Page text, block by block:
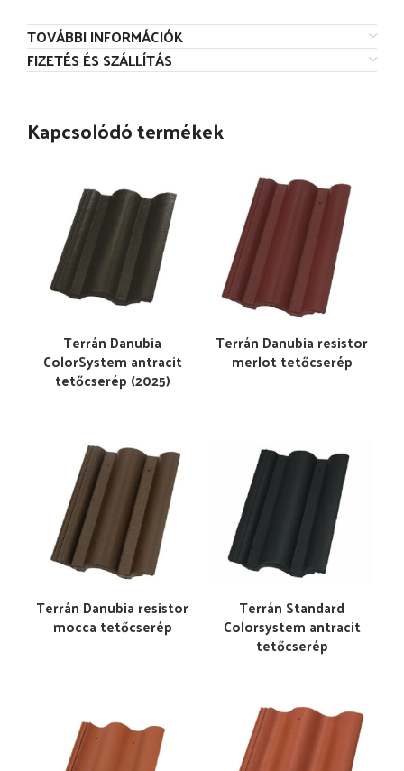
TOVÁBBI INFORMÁCIÓK
FIZETÉS ÉS SZÁLLÍTÁS
Kapcsolódó termékek
Terrán Danubia
ColorSystem antracit
tetőcserép (2025)
Terrán Danubia resistor
merlot tetőcserép
Terrán Danubia resistor
mocca tetőcserép
Terrán Standard
Colorsystem antracit
tetőcserép